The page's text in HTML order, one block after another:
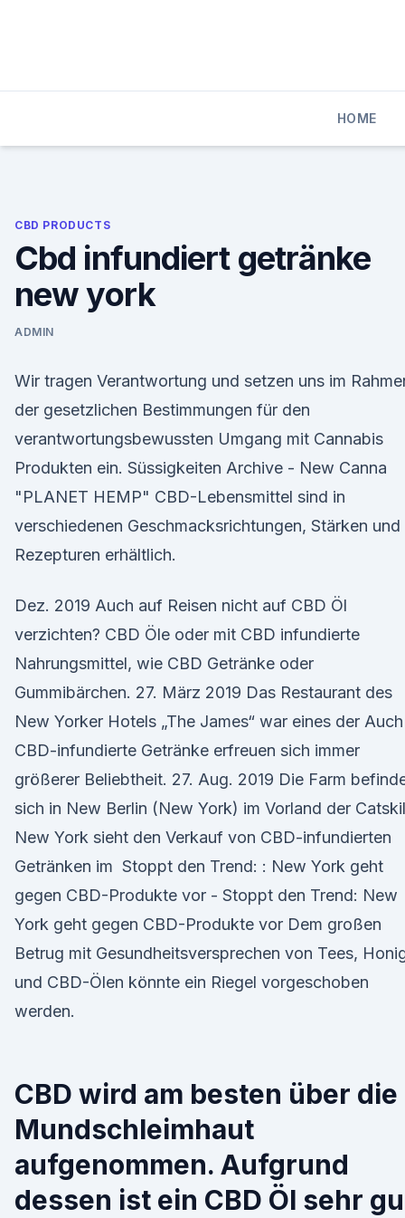
HOME
CBD PRODUCTS
Cbd infundiert getränke
new york
ADMIN
Wir tragen Verantwortung und setzen uns im
der gesetzlichen Bestimmungen für den
verantwortungsbewussten Umgang mit Cannabis
Produkten ein. Süssigkeiten Archive - New Canna
"PLANET HEMP" CBD-Lebensmittel sind in
verschiedenen Geschmacksrichtungen, Stärken und
Rezepturen erhältlich.
Dez. 2019 Auch auf Reisen nicht auf CBD Öl
verzichten? CBD Öle oder mit CBD infundierte
Nahrungsmittel, wie CBD Getränke oder
Gummibärchen. 27. März 2019 Das Restaurant des
New Yorker Hotels „The James“ war eines der Auch
CBD-infundierte Getränke erfreuen sich immer
größerer Beliebtheit. 27. Aug. 2019 Die Farm
sich in New Berlin (New York) im Vorland der
New York sieht den Verkauf von CBD-infundierten
Getränken im Stoppt den Trend: : New York geht
gegen CBD-Produkte vor - Stoppt den Trend: New
York geht gegen CBD-Produkte vor Dem großen
Betrug mit Gesundheitsversprechen von Tees,
und CBD-Ölen könnte ein Riegel vorgeschoben
werden.
CBD wird am besten über die
Mundschleimhaut
aufgenommen. Aufgrund
dessen ist ein CBD Öl sehr